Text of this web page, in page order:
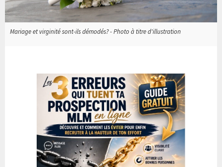
Mariage et virginité sont-ils démodés? - Photo à titre d'illustration